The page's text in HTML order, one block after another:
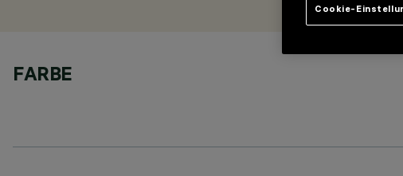
FARBE
Cookie-